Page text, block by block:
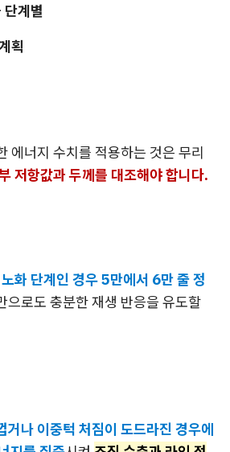
계별
획
에너지 수치를 적용하는 것은 무리
저항값과 두께를 대조해야 합니다.
화 단계인 경우 5만에서 6만 줄 정
으로도 충분한 재생 반응을 유도할
거나 이중턱 처짐이 도드라진 경우에